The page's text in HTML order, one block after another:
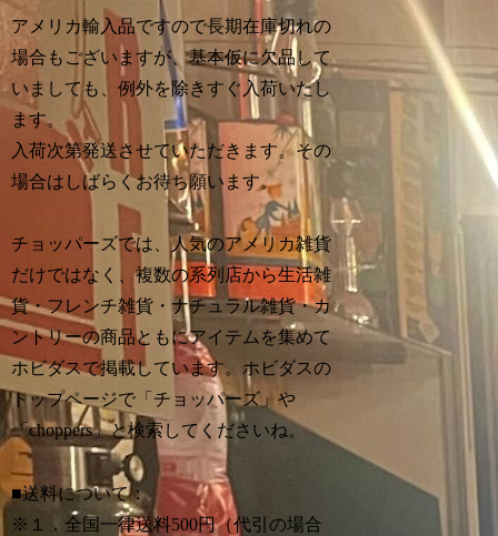
アメリカ輸入品ですので長期在庫切れの
場合もございますが、基本仮に欠品して
いましても、例外を除きすぐ入荷いたし
ます。
入荷次第発送させていただきます。その
場合はしばらくお待ち願います。
チョッパーズでは、人気のアメリカ雑貨
だけではなく、複数の系列店から生活雑
貨・フレンチ雑貨・ナチュラル雑貨・カ
ントリーの商品ともにアイテムを集めて
ホビダスで掲載しています。ホビダスの
トップページで「チョッパーズ」や
「choppers」と検索してくださいね。
■送料について：
※１．全国一律送料500円（代引の場合